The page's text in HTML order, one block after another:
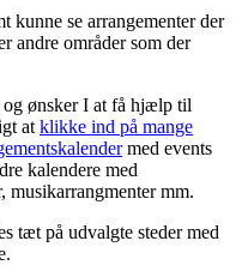
kunne se arrangementer der
andre områder som der
ønsker I at få hjælp til
atklikke ind på mange
med events
kalendere med
musikarrangmenter mm.
tæt på udvalgte steder med